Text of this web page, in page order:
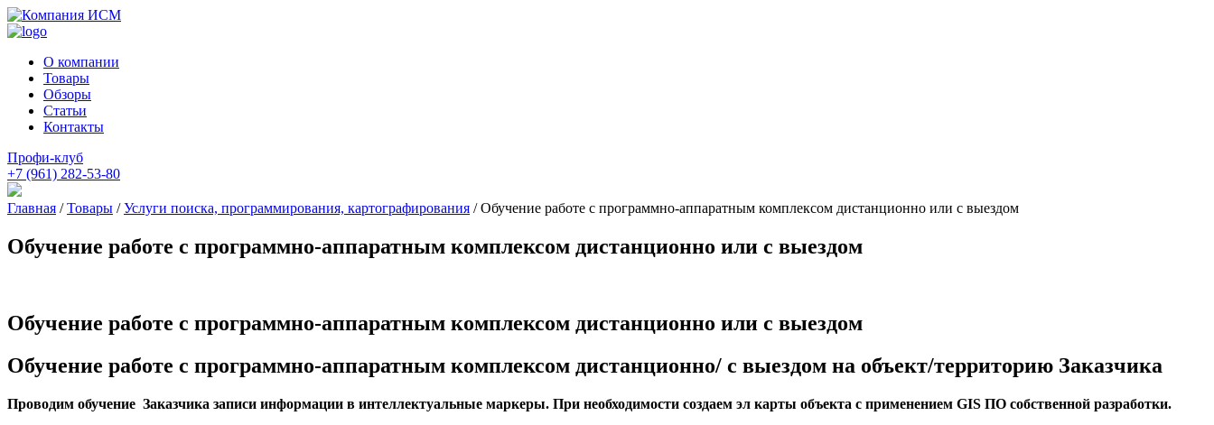
О компании
Товары
Обзоры
Статьи
Контакты
Профи-клуб
+7 (961) 282-53-80
Главная /Товары /Услуги поиска, программирования, картографирования /Обучение работе с программно-аппаратным комплексом дистанционно или с выездом
Обучение работе с программно-аппаратным комплексом дистанционно или с выездом
Обучение работе с программно-аппаратным комплексом дистанционно или с выездом
Обучение работе с программно-аппаратным комплексом дистанционно/ с выездом на объект/территорию Заказчика
Проводим обучение Заказчика записи информации в интеллектуальные маркеры. При необходимости создаем эл карты объекта с применением GIS ПО собственной разработки.